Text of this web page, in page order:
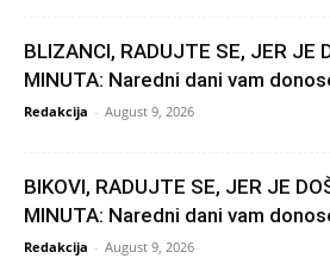
BLIZANCI, RADUJTE SE, JER JE
MINUTA: Naredni dani vam
Redakcija - August 9, 2026
BIKOVI, RADUJTE SE, JER JE
MINUTA: Naredni dani vam
Redakcija - August 9, 2026